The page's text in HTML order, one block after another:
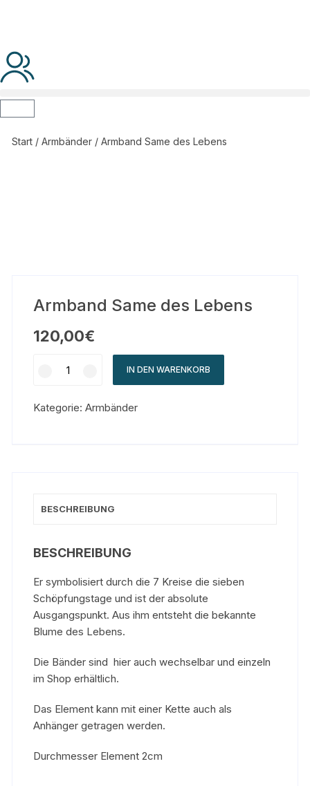
Start /Armbänder / Armband Same des Lebens
Armband Same des Lebens
120,00€
IN DEN WARENKORB
Kategorie:Armbänder
BESCHREIBUNG
BESCHREIBUNG
Er symbolisiert durch die 7 Kreise die sieben
Schöpfungstage und ist der absolute
Ausgangspunkt. Aus ihm entsteht die bekannte
Blume des Lebens.
Die Bänder sind hier auch wechselbar und einzeln
im Shop erhältlich.
Das Element kann mit einer Kette auch als
Anhänger getragen werden.
Durchmesser Element 2cm